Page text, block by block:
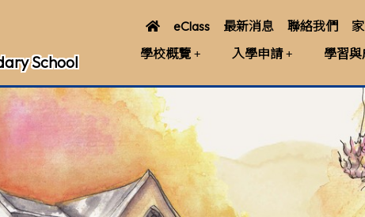
School
eClass 最新消息 聯絡我們
學校概覽
入學申請 學習